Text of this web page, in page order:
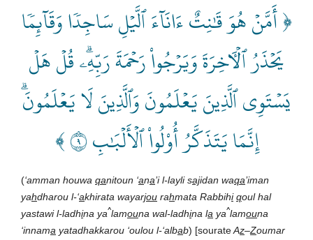
﴿ أَمَّنۡ هُوَ قَٰنِتٌ ءَانَآءَ ٱلَّيۡلِ سَاجِدٗا وَقَآئِمٗا
يَحۡذَرُ ٱلۡأٓخِرَةَ وَيَرۡجُواْ رَحۡمَةَ رَبِّهِۦۗ قُلۡ هَلۡ
يَسۡتَوِي ٱلَّذِينَ يَعۡلَمُونَ وَٱلَّذِينَ لَا يَعۡلَمُونَۗ
إِنَّمَا يَتَذَكَّرُ أُوْلُواْ ٱلۡأَلۡبَٰبِ ٩ ﴾
(‘amman houwa qanitoun ‘ana’i l-layli sajidan waqa’iman
yahdharou l-‘akhirata wayarjou rahmata Rabbihi qoul hal
yastawi l-ladhina ya^lamouna wal-ladhina la ya^lamouna
‘innama yatadhakkarou ‘oulou l-‘albab) [sourateAz–Zoumar